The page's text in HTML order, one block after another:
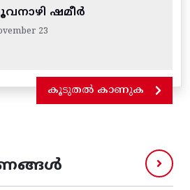
ഷമീർ
23
കൂടുതൽ കാണുക